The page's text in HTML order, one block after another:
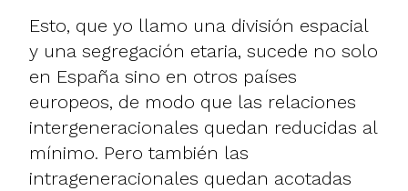
Esto, que yo llamo una división espacial
y una segregación etaria, sucede no solo
en España sino en otros países
europeos, de modo que las relaciones
intergeneracionales quedan reducidas al
mínimo. Pero también las
intrageneracionales quedan acotadas